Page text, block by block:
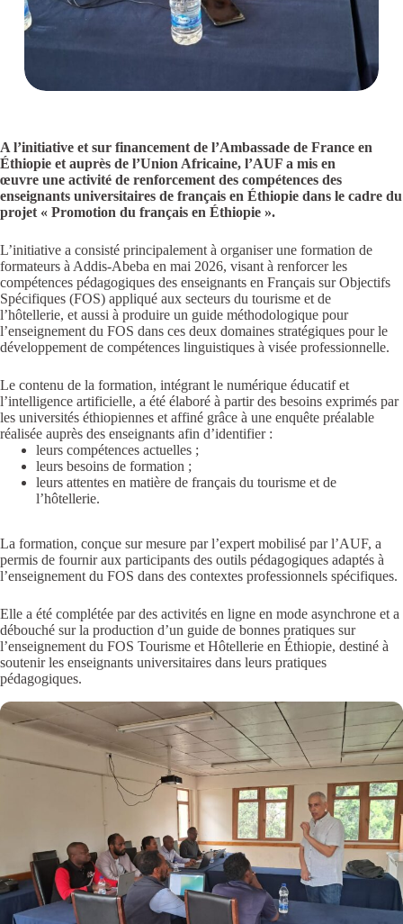
A l’initiative et sur financement de l’Ambassade de France en
Éthiopie et auprès de l’Union Africaine, l’AUF a mis en
œuvre une activité de renforcement des compétences des
enseignants universitaires de français en Éthiopie dans le cadre du
projet « Promotion du français en Éthiopie ».
L’initiative a consisté principalement à organiser une formation de
formateurs à Addis-Abeba en mai 2026, visant à renforcer les
compétences pédagogiques des enseignants en Français sur Objectifs
Spécifiques (FOS) appliqué aux secteurs du tourisme et de
l’hôtellerie, et aussi à produire un guide méthodologique pour
l’enseignement du FOS dans ces deux domaines stratégiques pour le
développement de compétences linguistiques à visée professionnelle.
Le contenu de la formation, intégrant le numérique éducatif et
l’intelligence artificielle, a été élaboré à partir des besoins exprimés par
les universités éthiopiennes et affiné grâce à une enquête préalable
réalisée auprès des enseignants afin d’identifier :
leurs compétences actuelles ;
leurs besoins de formation ;
leurs attentes en matière de français du tourisme et de
l’hôtellerie.
La formation, conçue sur mesure par l’expert mobilisé par l’AUF, a
permis de fournir aux participants des outils pédagogiques adaptés à
l’enseignement du FOS dans des contextes professionnels spécifiques.
Elle a été complétée par des activités en ligne en mode asynchrone et a
débouché sur la production d’un guide de bonnes pratiques sur
l’enseignement du FOS Tourisme et Hôtellerie en Éthiopie, destiné à
soutenir les enseignants universitaires dans leurs pratiques
pédagogiques.